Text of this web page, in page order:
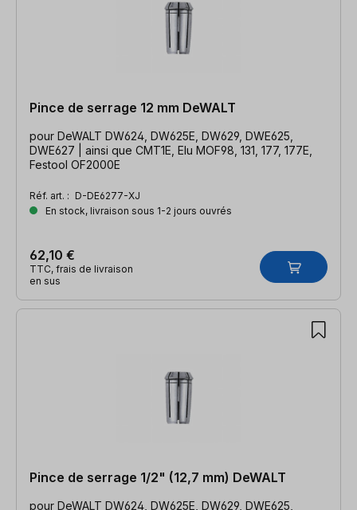
Pince de serrage 12 mm DeWALT
pour DeWALT DW624, DW625E, DW629, DWE625,
DWE627 | ainsi que CMT1E, Elu MOF98, 131, 177, 177E,
Festool OF2000E
Réf. art. : D-DE6277-XJ
En stock, livraison sous 1-2 jours ouvrés
62,10 €
TTC, frais de livraison
en sus
Pince de serrage 1/2" (12,7 mm) DeWALT
pour DeWALT DW624, DW625E, DW629, DWE625,